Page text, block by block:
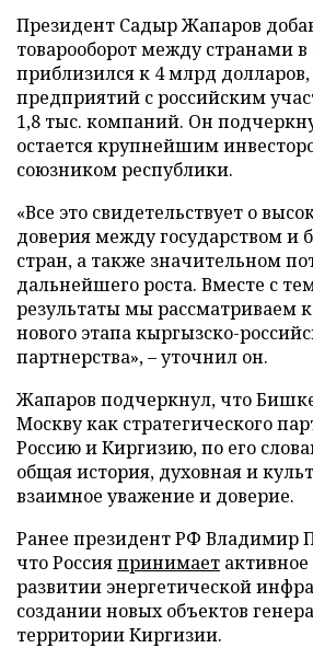
Президент Садыр Жапаров
товарооборот между странами в
приблизился к 4 млрд
предприятий с российским
1,8 тыс. компаний. Он
остается крупнейшим
союзником республики.
«Все это свидетельствует о
доверия между государством и
стран, а также значительном
дальнейшего роста. Вместе с
результаты мы рассматриваем
нового этапа кыргызско-
партнерства», – уточнил он.
Жапаров подчеркнул, что
Москву как стратегического
Россию и Киргизию, по его
общая история, духовная и
взаимное уважение и доверие.
Ранее президент РФ Владимир
что Россияпринимает активное
развитии энергетической
создании новых объектов
территории Киргизии.